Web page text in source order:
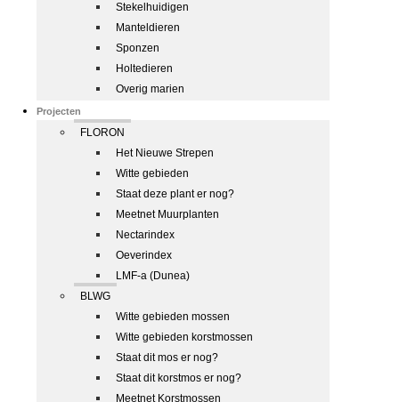
Stekelhuidigen
Manteldieren
Sponzen
Holtedieren
Overig marien
Projecten
FLORON
Het Nieuwe Strepen
Witte gebieden
Staat deze plant er nog?
Meetnet Muurplanten
Nectarindex
Oeverindex
LMF-a (Dunea)
BLWG
Witte gebieden mossen
Witte gebieden korstmossen
Staat dit mos er nog?
Staat dit korstmos er nog?
Meetnet Korstmossen